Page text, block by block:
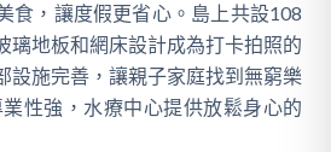
食，讓度假更省心。島上共設108
璃地板和網床設計成為打卡拍照的
設施完善，讓親子家庭找到無窮樂
性強，水療中心提供放鬆身心的